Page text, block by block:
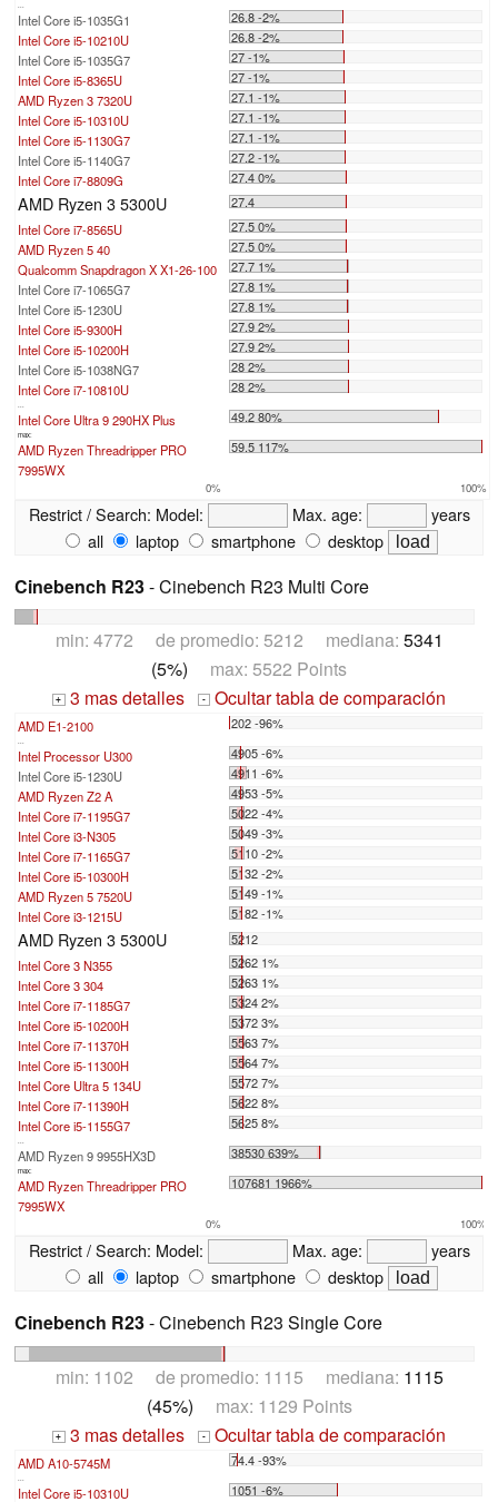
Intel Core i5-1035G1
26.8 -2%
Intel Core i5-10210U
26.8 -2%
Intel Core i5-1035G7
27 -1%
Intel Core i5-8365U
27 -1%
AMD Ryzen 3 7320U
27.1 -1%
Intel Core i5-10310U
27.1 -1%
Intel Core i5-1130G7
27.1 -1%
Intel Core i5-1140G7
27.2 -1%
Intel Core i7-8809G
27.4 0%
AMD Ryzen 3 5300U
27.4
Intel Core i7-8565U
27.5 0%
AMD Ryzen 5 40
27.5 0%
Qualcomm Snapdragon X X1-26-100
27.7 1%
Intel Core i7-1065G7
27.8 1%
Intel Core i5-1230U
27.8 1%
Intel Core i5-9300H
27.9 2%
Intel Core i5-10200H
27.9 2%
Intel Core i5-1038NG7
28 2%
Intel Core i7-10810U
28 2%
Intel Core Ultra 9 290HX Plus 49.2 80%
max:
AMD Ryzen Threadripper PRO
7995WX
59.5 117%
0% 100%
Restrict / Search: Model: Max. age:
years
all
laptop smartphone desktop
Cinebench R23- Cinebench R23 Multi Core
min: 4772 de promedio: 5212 mediana: 5341
(5%) max: 5522 Points
+ 3 mas detalles - Ocultar tabla de comparación
AMD E1-2100 202 -96%
...
Intel Processor U300
4905 -6%
Intel Core i5-1230U
4911 -6%
AMD Ryzen Z2 A
4953 -5%
Intel Core i7-1195G7
5022 -4%
Intel Core i3-N305
5049 -3%
Intel Core i7-1165G7
5110 -2%
Intel Core i5-10300H
5132 -2%
AMD Ryzen 5 7520U
5149 -1%
Intel Core i3-1215U
5182 -1%
AMD Ryzen 3 5300U
5212
Intel Core 3 N355
5262 1%
Intel Core 3 304
5263 1%
Intel Core i7-1185G7
5324 2%
Intel Core i5-10200H
5372 3%
Intel Core i7-11370H
5563 7%
Intel Core i5-11300H
5564 7%
Intel Core Ultra 5 134U
5572 7%
Intel Core i7-11390H
5622 8%
Intel Core i5-1155G7
5625 8%
...
AMD Ryzen 9 9955HX3D 38530 639%
max:
AMD Ryzen Threadripper PRO
7995WX
107681 1966%
0% 100%
Restrict / Search: Model: Max. age:
years
all
laptop smartphone desktop
Cinebench R23- Cinebench R23 Single Core
min: 1102 de promedio: 1115 mediana: 1115
(45%) max: 1129 Points
+ 3 mas detalles - Ocultar tabla de comparación
AMD A10-5745M 74.4 -93%
...
Intel Core i5-10310U
1051 -6%